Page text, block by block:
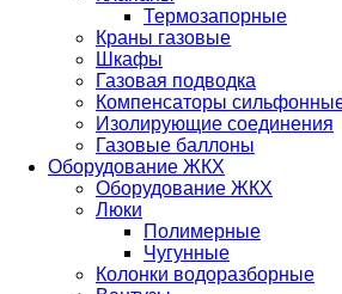
Термозапорные
Краны газовые
Шкафы
Газовая подводка
Компенсаторы
Изолирующие соединения
Газовые баллоны
Оборудование ЖКХ
Оборудование ЖКХ
Люки
Полимерные
Чугунные
Колонки водоразборные